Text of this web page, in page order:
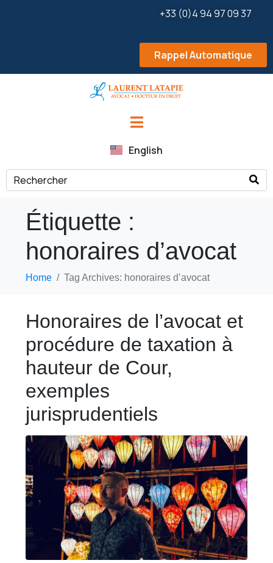
+33 (0)4 94 97 09 37
Rappel Automatique
English
Étiquette :
honoraires d’avocat
Home Tag Archives: honoraires d’avocat
Honoraires de l’avocat et
procédure de taxation à
hauteur de Cour,
exemples
jurisprudentiels